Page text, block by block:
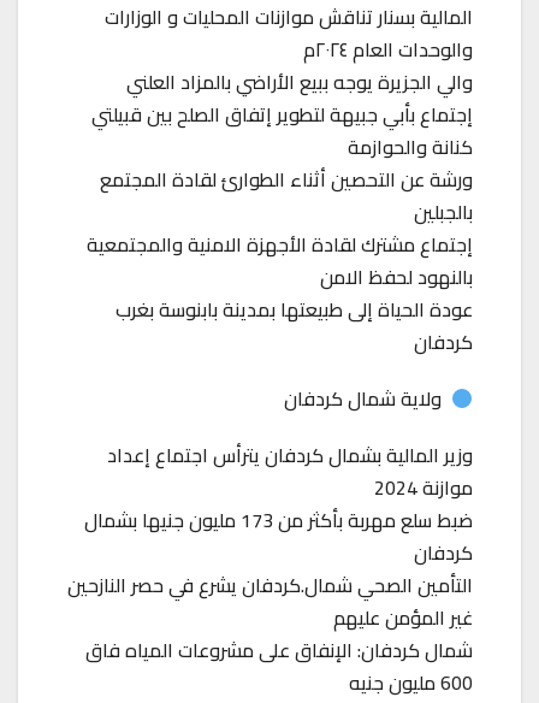
المالية بسنار تناقش موازنات المحليات و الوزارات
والوحدات العام ٢٠٢٤م
والي الجزيرة يوجه ببيع الأراضي بالمزاد العلني
إجتماع بأبي جبيهة لتطوير إتفاق الصلح بين قبيلتي
كنانة والحوازمة
ورشة عن التحصين أثناء الطوارئ لقادة المجتمع
بالجبلين
إجتماع مشترك لقادة الأجهزة الامنية والمجتمعية
بالنهود لحفظ الامن
عودة الحياة إلى طبيعتها بمدينة بابنوسة بغرب
كردفان
ولاية شمال كردفان
وزير المالية بشمال كردفان يترأس اجتماع إعداد
موازنة 2024
ضبط سلع مهربة بأكثر من 173 مليون جنيها بشمال
كردفان
التأمين الصحي شمال.كردفان يشرع في حصر النازحين
غير المؤمن عليهم
شمال كردفان: الإنفاق على مشروعات المياه فاق
600 مليون جنيه